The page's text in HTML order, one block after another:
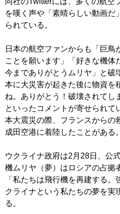
を嘆く声や「素晴らしい動画だ
られている。
日本の航空ファンからも「巨鳥
ことを願います」「好きな機体
今までありがとうムリヤ」と破
本に大災害が起きた後に物資を
ね。ありがとう！破壊されてし
といったコメントが寄せられて
本大震災の際、フランスからの
成田空港に着陸したことがある。
ウクライナ政府は2月28日、公
機ムリヤ（夢）はロシアの占拠
「私たちは飛行機を再建する
クライナという私たちの夢を実
る。